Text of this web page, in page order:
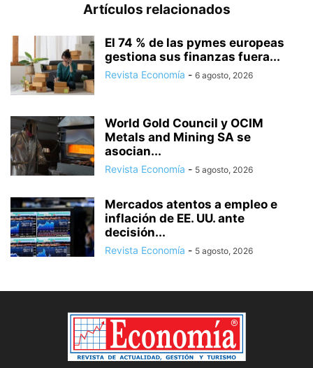
Artículos relacionados
El 74 % de las pymes europeas
gestiona sus finanzas fuera...
Revista Economía - 6 agosto, 2026
World Gold Council y OCIM
Metals and Mining SA se
asocian...
Revista Economía - 5 agosto, 2026
Mercados atentos a empleo e
inflación de EE. UU. ante
decisión...
Revista Economía - 5 agosto, 2026